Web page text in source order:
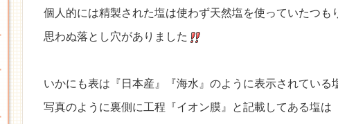
個人的には精製された塩は使わず天然塩を使っていたつも
思わぬ落とし穴がありました
いかにも表は『日本産』『海水』のように表示されている
写真のように裏側に工程『イオン膜』と記載してある塩は